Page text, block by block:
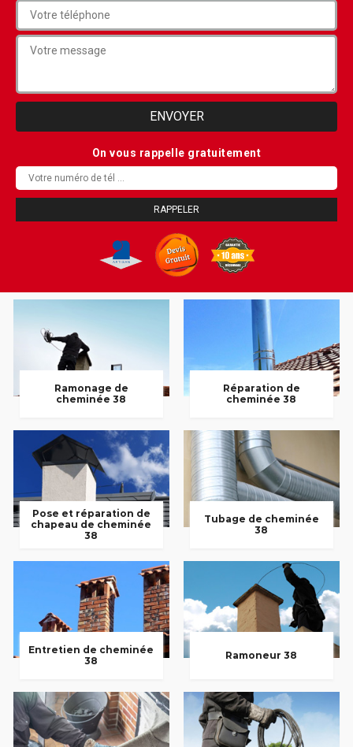
On vous rappelle gratuitement
Ramonage de
cheminée 38
Réparation de
cheminée 38
Pose et réparation de
chapeau de cheminée
38
Tubage de cheminée
38
Entretien de cheminée
38
Ramoneur 38